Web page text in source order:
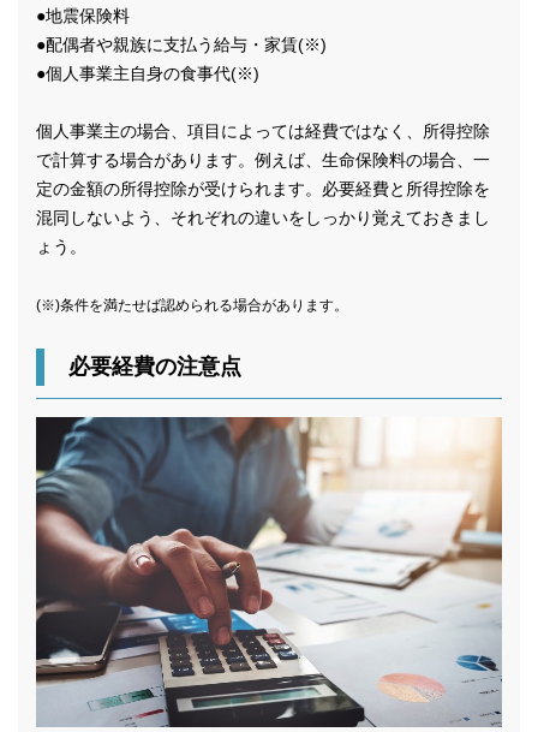
●地震保険料
●配偶者や親族に支払う給与・家賃(※)
●個人事業主自身の食事代(※)
個人事業主の場合、項目によっては経費ではなく、所得控除
で計算する場合があります。例えば、生命保険料の場合、一
定の金額の所得控除が受けられます。必要経費と所得控除を
混同しないよう、それぞれの違いをしっかり覚えておきまし
ょう。
(※)条件を満たせば認められる場合があります。
必要経費の注意点